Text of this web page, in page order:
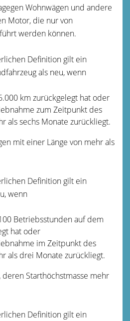
Wohnwägen und andere
Motor, die nur von
werden können.
Definition gilt ein
als neu, wenn
km zurückgelegt hat oder
zum Zeitpunkt des
als sechs Monate zurückliegt.
mit einer Länge von mehr als
Definition gilt ein
wenn
Betriebsstunden auf dem
hat oder
im Zeitpunkt des
als drei Monate zurückliegt.
Starthöchstmasse mehr
Definition gilt ein